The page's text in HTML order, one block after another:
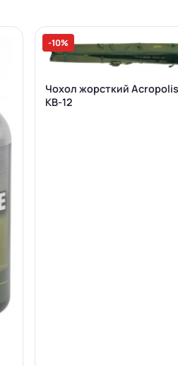
-10%
Чохол жорсткий Acropolis
КВ-12